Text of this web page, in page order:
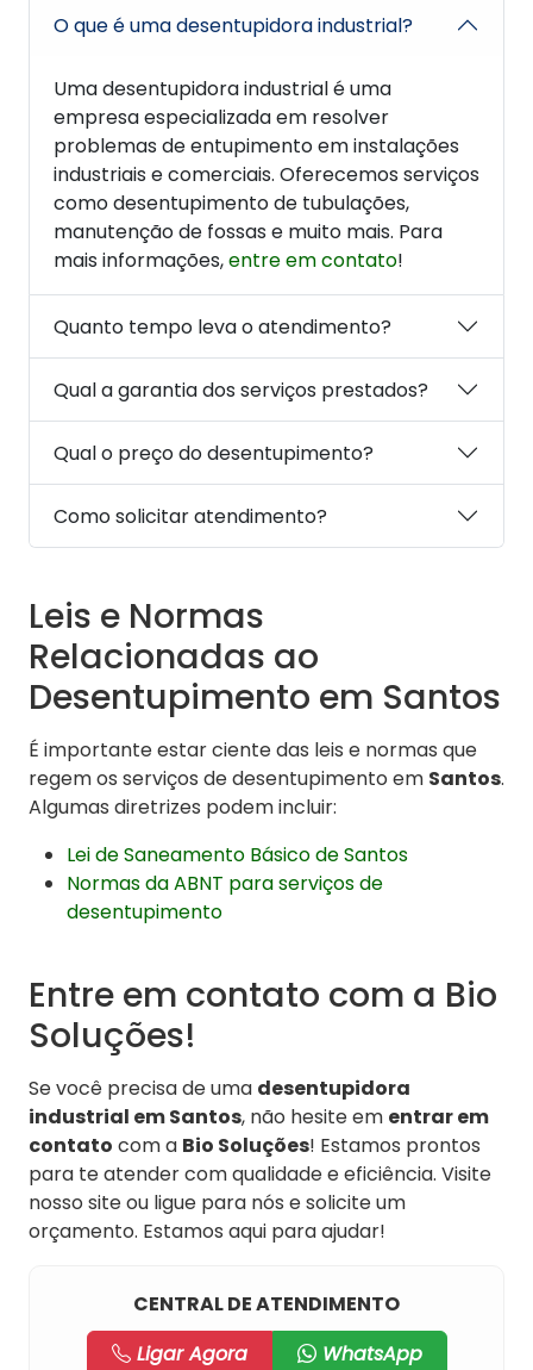
O que é uma desentupidora industrial?
Uma desentupidora industrial é uma
empresa especializada em resolver
problemas de entupimento em instalações
industriais e comerciais. Oferecemos serviços
como desentupimento de tubulações,
manutenção de fossas e muito mais. Para
mais informações,entre em contato!
Quanto tempo leva o atendimento?
Qual a garantia dos serviços prestados?
Qual o preço do desentupimento?
Como solicitar atendimento?
Leis e Normas
Relacionadas ao
Desentupimento em Santos
É importante estar ciente das leis e normas que
regem os serviços de desentupimento em Santos.
Algumas diretrizes podem incluir:
Lei de Saneamento Básico de Santos
Normas da ABNT para serviços de
desentupimento
Entre em contato com a Bio
Soluções!
Se você precisa de uma desentupidora
industrial em Santos, não hesite em entrar em
contato com a Bio Soluções! Estamos prontos
para te atender com qualidade e eficiência. Visite
nosso site ou ligue para nós e solicite um
orçamento. Estamos aqui para ajudar!
CENTRAL DE ATENDIMENTO
Ligar Agora
WhatsApp